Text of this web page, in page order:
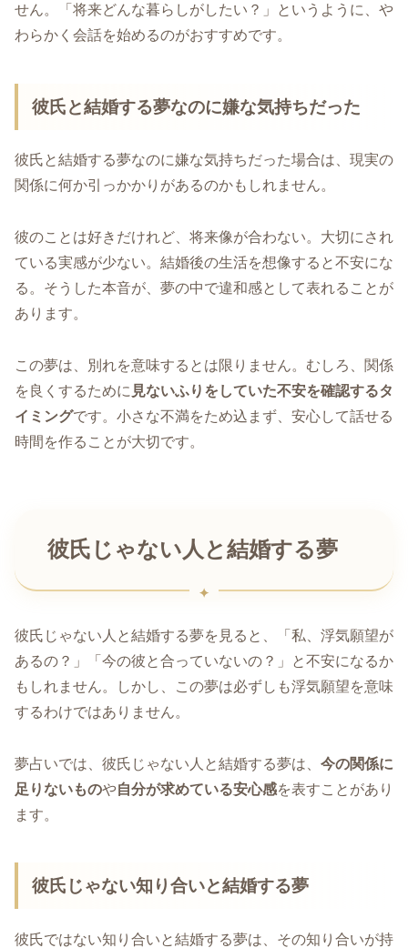
せん。「将来どんな暮らしがしたい？」というように、や
わらかく会話を始めるのがおすすめです。
彼氏と結婚する夢なのに嫌な気持ちだった
彼氏と結婚する夢なのに嫌な気持ちだった場合は、現実の
関係に何か引っかかりがあるのかもしれません。
彼のことは好きだけれど、将来像が合わない。大切にされ
ている実感が少ない。結婚後の生活を想像すると不安にな
る。そうした本音が、夢の中で違和感として表れることが
あります。
この夢は、別れを意味するとは限りません。むしろ、関係
を良くするために 見ないふりをしていた不安を確認するタ
イミングです。小さな不満をため込まず、安心して話せる
時間を作ることが大切です。
彼氏じゃない人と結婚する夢
彼氏じゃない人と結婚する夢を見ると、「私、浮気願望が
あるの？」「今の彼と合っていないの？」と不安になるか
もしれません。しかし、この夢は必ずしも浮気願望を意味
するわけではありません。
夢占いでは、彼氏じゃない人と結婚する夢は、 今の関係に
足りないものや自分が求めている安心感を表すことがあり
ます。
彼氏じゃない知り合いと結婚する夢
彼氏ではない知り合いと結婚する夢は、その知り合いが持